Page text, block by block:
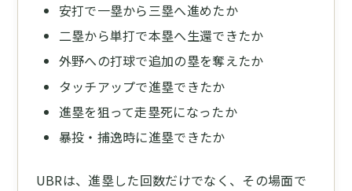
安打で一塁から三塁へ進めたか
二塁から単打で本塁へ生還できたか
外野への打球で追加の塁を奪えたか
タッチアップで進塁できたか
進塁を狙って走塁死になったか
暴投・捕逸時に進塁できたか
UBRは、進塁した回数だけでなく、その場面で